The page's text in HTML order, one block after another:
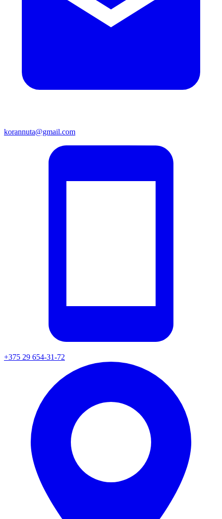
korannuta@gmail.com
+375 29 654-31-72